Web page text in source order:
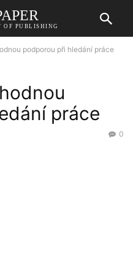
OF PUBLISHING
podporou při hledání práce
práce
0